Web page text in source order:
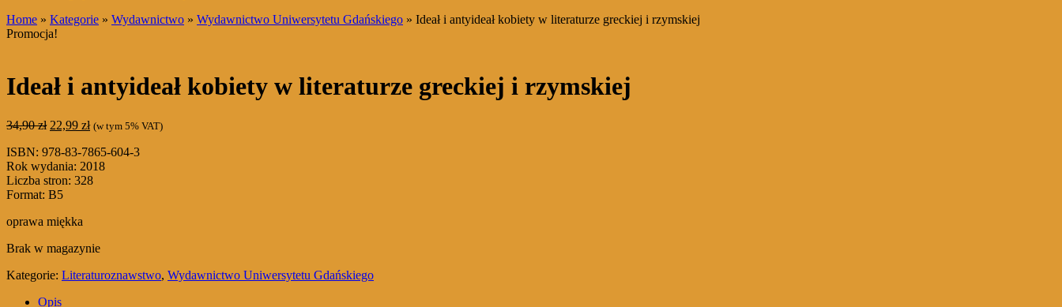
Home » Kategorie » Wydawnictwo » Wydawnictwo Uniwersytetu Gdańskiego » Ideał i antyideał kobiety w literaturze greckiej i rzymskiej
Promocja!
Ideał i antyideał kobiety w literaturze greckiej i rzymskiej
34,90zł Pierwotna
wynosiła:
34,90 zł.
22,99 złAktualna
wynosi:
22,99 zł.
(w tym 5% VAT)
ISBN: 978-83-7865-604-3
Rok wydania: 2018
Liczba stron: 328
Format: B5
oprawa miękka
Brak w magazynie
Kategorie: Literaturoznawstwo, Wydawnictwo Uniwersytetu Gdańskiego
Opis